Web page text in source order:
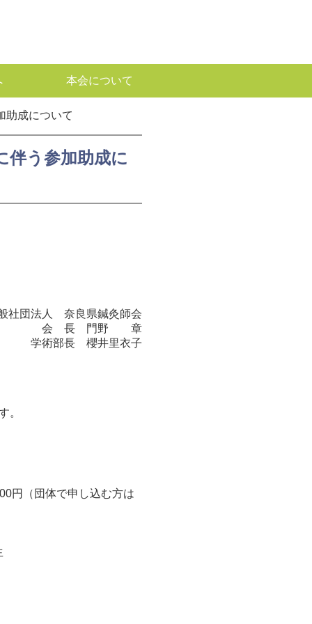
本会について
助成について
伴う参加助成に
社団法人 奈良県鍼灸師会
会 長 門野 章
学術部長 櫻井里衣子
。
団体で申し込む方は